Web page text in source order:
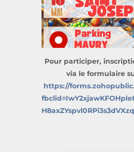
Pour participer,
via le formulaire
https://